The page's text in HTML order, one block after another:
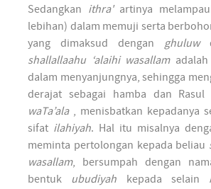
Sedangkan ithra'artinya
lebihan) dalam memuji serta
yang dimaksud dengan ghuluw
shallallaahu ‘alaihi wasallamadalah
dalam menyanjungnya, sehingga
derajat sebagai hamba dan Rasul
waTa’ala, menisbatkan kepadanya
sifat ilahiyah. Hal itu misalnya
meminta pertolongan kepada beliau
wasallam, bersumpah dengan
bentuk ubudiyah kepada selain